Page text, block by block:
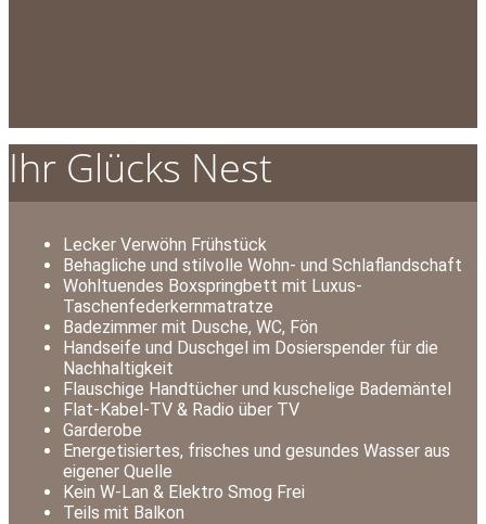
Ihr Glücks Nest
Lecker Verwöhn Frühstück
Behagliche und stilvolle Wohn- und Schlaflandschaft
Wohltuendes Boxspringbett mit Luxus-
Taschenfederkernmatratze
Badezimmer mit Dusche, WC, Fön
Handseife und Duschgel im Dosierspender für die
Nachhaltigkeit
Flauschige Handtücher und kuschelige Bademäntel
Flat-Kabel-TV & Radio über TV
Garderobe
Energetisiertes, frisches und gesundes Wasser aus
eigener Quelle
Kein W-Lan & Elektro Smog Frei
Teils mit Balkon